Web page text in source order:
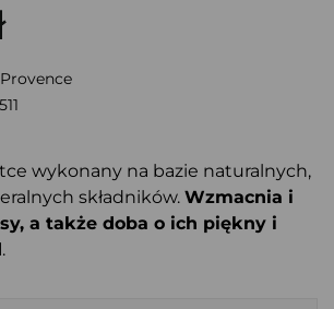
wykonany na bazie naturalnych,
składników. Wzmacnia i
a także doba o ich piękny i
.